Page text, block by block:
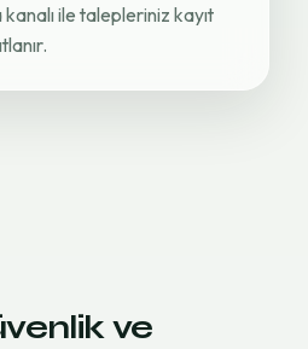
ile talepleriniz kayıt
ve